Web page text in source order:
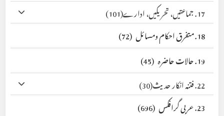
17. جماعتیں، تحریکیں، ادارے
(101)
18. متفرق احکام ومسائل
(72)
19. حالات حاضرہ
(45)
22. فتنہ انکار حدیث
(30)
23. عربی گرافکس
(696)